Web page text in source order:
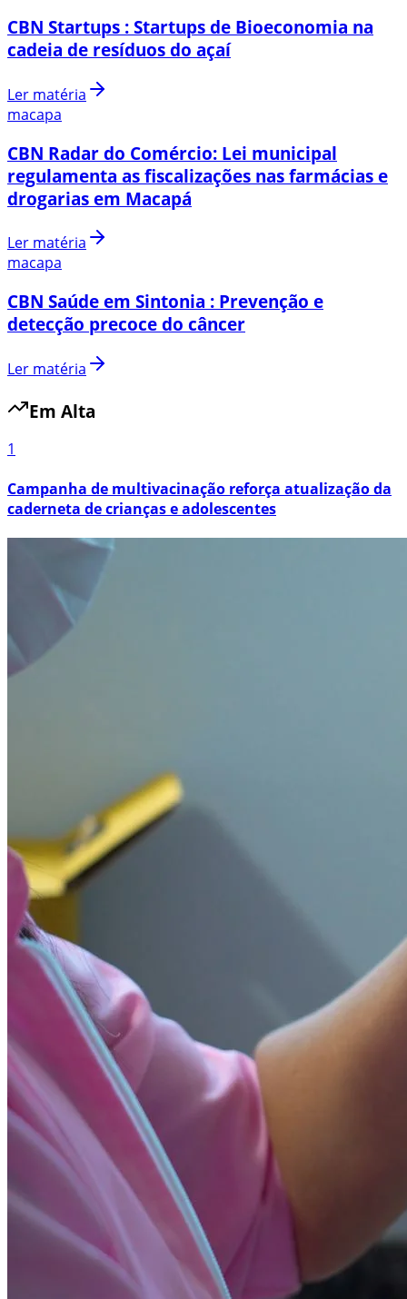
CBN Startups : Startups de Bioeconomia na
cadeia de resíduos do açaí
Ler matéria
macapa
CBN Radar do Comércio: Lei municipal
regulamenta as fiscalizações nas farmácias e
drogarias em Macapá
Ler matéria
macapa
CBN Saúde em Sintonia : Prevenção e
detecção precoce do câncer
Ler matéria
Em Alta
1
Campanha de multivacinação reforça atualização da
caderneta de crianças e adolescentes